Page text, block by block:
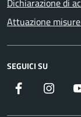
Attuazione misure
SEGUICI SU
Facebook